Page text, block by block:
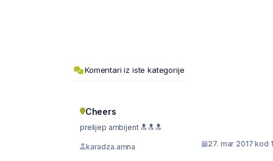
Komentari iz iste kategorije
Cheers
prelijep ambijent 🔝🔝🔝
karadza.amna 27. mar 2017 kod